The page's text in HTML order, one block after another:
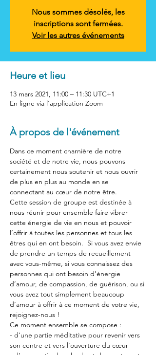
Nous sommes désolés, les
inscriptions sont fermées.
Voir les autres événements
Heure et lieu
13 mars 2021, 11:00 – 11:30 UTC+1
En ligne via l'application Zoom
À propos de l'événement
Dans ce moment charnière de notre
société et de notre vie, nous pouvons
certainement nous soutenir et nous ouvrir
de plus en plus au monde en se
connectant au cœur de notre être.
Cette session de groupe est destinée à
nous réunir pour ensemble faire vibrer
cette énergie de vie en nous et pouvoir
l’offrir à toutes les personnes et tous les
êtres qui en ont besoin.  Si vous avez envie
de prendre un temps de recueillement
avec vous-même, si vous connaissez des
personnes qui ont besoin d’énergie
d’amour, de compassion, de guérison, ou si
vous avez tout simplement beaucoup
d’amour à offrir à ce moment de votre vie,
rejoignez-nous !
Ce moment ensemble se compose :
- d’une partie méditative pour revenir vers
son centre et vers l’ouverture du cœur